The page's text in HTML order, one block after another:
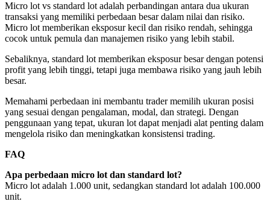
Micro lot vs standard lot adalah perbandingan antara dua ukuran
transaksi yang memiliki perbedaan besar dalam nilai dan risiko.
Micro lot memberikan eksposur kecil dan risiko rendah, sehingga
cocok untuk pemula dan manajemen risiko yang lebih stabil.
Sebaliknya, standard lot memberikan eksposur besar dengan potensi
profit yang lebih tinggi, tetapi juga membawa risiko yang jauh lebih
besar.
Memahami perbedaan ini membantu trader memilih ukuran posisi
yang sesuai dengan pengalaman, modal, dan strategi. Dengan
penggunaan yang tepat, ukuran lot dapat menjadi alat penting dalam
mengelola risiko dan meningkatkan konsistensi trading.
FAQ
Apa perbedaan micro lot dan standard lot?
Micro lot adalah 1.000 unit, sedangkan standard lot adalah 100.000
unit.